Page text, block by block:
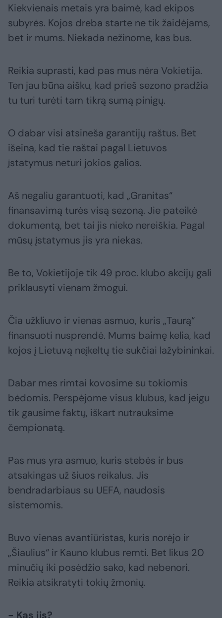
Kiekvienais metais yra baimė, kad ekipos
subyrės. Kojos dreba starte ne tik žaidėjams,
bet ir mums. Niekada nežinome, kas bus.
Reikia suprasti, kad pas mus nėra Vokietija.
Ten jau būna aišku, kad prieš sezono pradžia
tu turi turėti tam tikrą sumą pinigų.
O dabar visi atsineša garantijų raštus. Bet
išeina, kad tie raštai pagal Lietuvos
įstatymus neturi jokios galios.
Aš negaliu garantuoti, kad „Granitas“
finansavimą turės visą sezoną. Jie pateikė
dokumentą, bet tai jis nieko nereiškia. Pagal
mūsų įstatymus jis yra niekas.
Be to, Vokietijoje tik 49 proc. klubo akcijų gali
priklausyti vienam žmogui.
Čia užkliuvo ir vienas asmuo, kuris „Taurą“
finansuoti nusprendė. Mums baimę kelia, kad
kojos į Lietuvą neįkeltų tie sukčiai lažybininkai.
Dabar mes rimtai kovosime su tokiomis
bėdomis. Perspėjome visus klubus, kad jeigu
tik gausime faktų, iškart nutrauksime
čempionatą.
Pas mus yra asmuo, kuris stebės ir bus
atsakingas už šiuos reikalus. Jis
bendradarbiaus su UEFA, naudosis
sistemomis.
Buvo vienas avantiūristas, kuris norėjo ir
„Šiaulius“ ir Kauno klubus remti. Bet likus 20
minučių iki posėdžio sako, kad nebenori.
Reikia atsikratyti tokių žmonių.
- Kas jis?